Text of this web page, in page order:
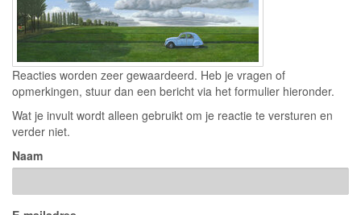
Reacties worden zeer gewaardeerd. Heb je vragen of
opmerkingen, stuur dan een bericht via het formulier hieronder.
Wat je invult wordt alleen gebruikt om je reactie te versturen en
verder niet.
Naam